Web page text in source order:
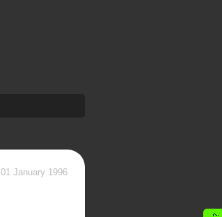
01 January 1996